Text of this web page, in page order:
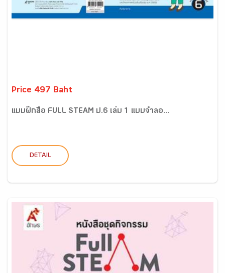
Price 497 Baht
แบบฝึกสื่อ FULL STEAM ป.6 เล่ม 1 แบบจำลอ...
DETAIL